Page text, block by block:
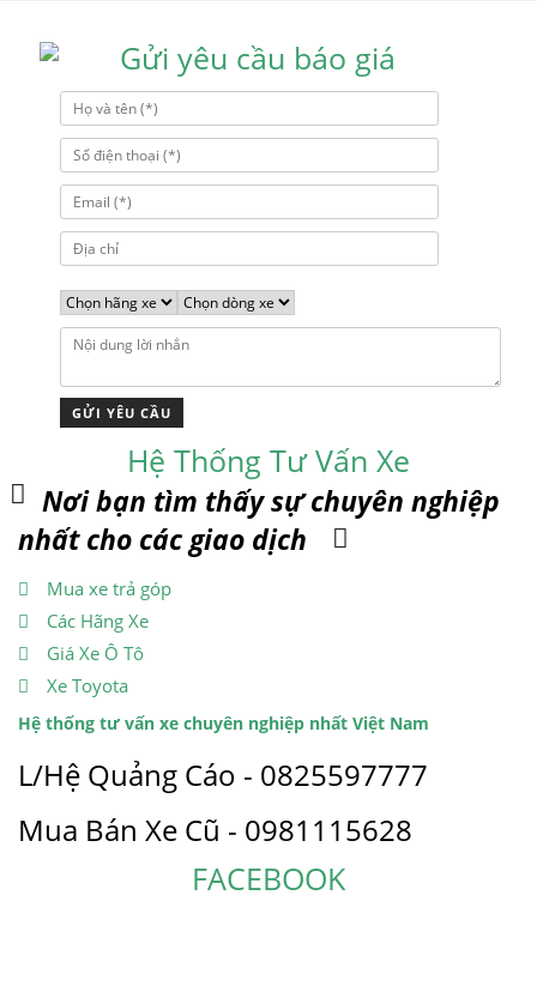
Gửi yêu cầu báo giá
Hệ Thống Tư Vấn Xe
Nơi bạn tìm thấy sự chuyên nghiệp
nhất cho các giao dịch
Mua xe trả góp
Các Hãng Xe
Giá Xe Ô Tô
Xe Toyota
Hệ thống tư vấn xe chuyên nghiệp nhất Việt Nam
L/Hệ Quảng Cáo - 0825597777
Mua Bán Xe Cũ - 0981115628
FACEBOOK